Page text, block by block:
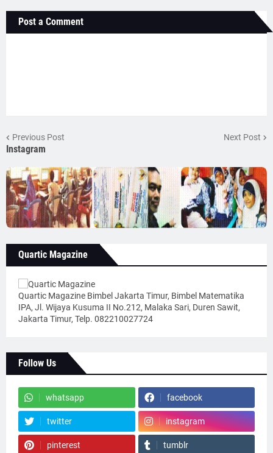
Post a Comment
Previous Post Next Post
Instagram
Quartic Magazine
Quartic Magazine Bimbel Jakarta Timur, Bimbel Matematika
IPA, Jl. Wijaya Kusuma II No.212, Malaka Sari, Duren Sawit,
Jakarta Timur, Telp. 082210027724
Follow Us
whatsapp facebook
twitter instagram
pinterest tumblr